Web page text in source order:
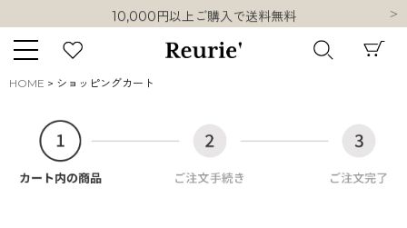
10,000円以上ご購入で送料無料
類似ブランド・他社ショップ様との誤認知に関するお願い
10,000円以上ご購入で送料無料
HOME ショッピングカート